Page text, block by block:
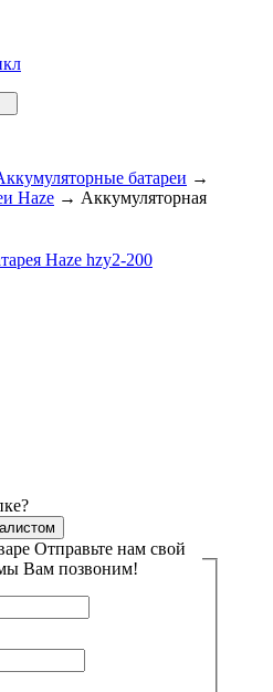
батареи →
Haze → Аккумуляторная
Отправьте нам свой
Вам позвоним!